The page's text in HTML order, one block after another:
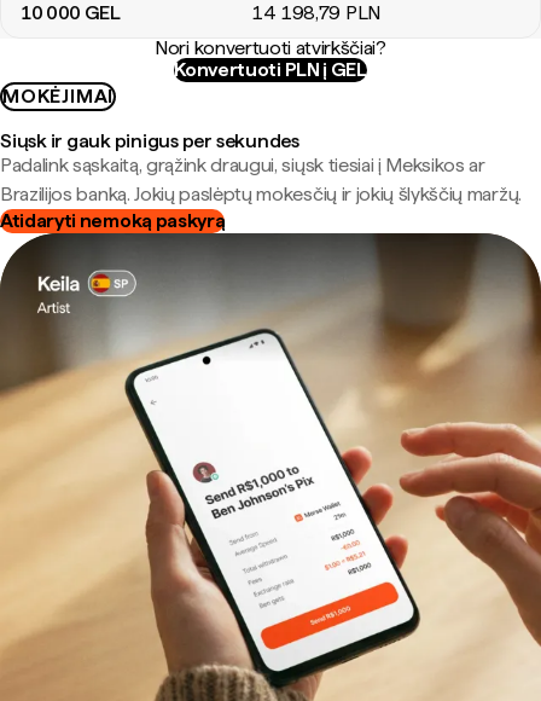
10 000 GEL 14 198,79 PLN
Nori konvertuoti atvirkščiai?
Konvertuoti PLN į GEL
MOKĖJIMAI
Siųsk ir gauk pinigus per sekundes
Padalink sąskaitą, grąžink draugui, siųsk tiesiai į Meksikos ar
Brazilijos banką. Jokių paslėptų mokesčių ir jokių šlykščių maržų.
Atidaryti nemoką paskyrą